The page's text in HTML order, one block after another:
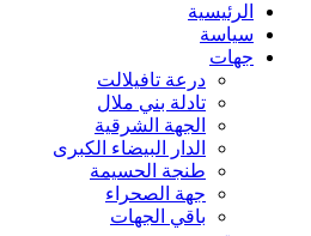
الرئيسية
سياسة
جهات
درعة تافيلالت
تادلة بني ملال
الجهة الشرقية
الدار البيضاء الكبرى
طنجة الحسيمة
جهة الصحراء
باقي الجهات